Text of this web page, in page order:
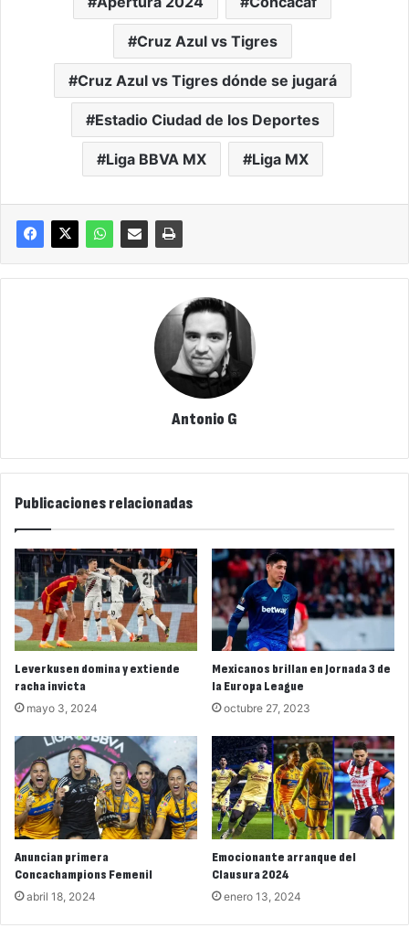
Cruz Azul vs Tigres
Cruz Azul vs Tigres dónde se jugará
Estadio Ciudad de los Deportes
Liga BBVA MX Liga MX
Antonio G
Publicaciones relacionadas
Leverkusen domina y extiende
racha invicta
mayo 3, 2024
Mexicanos brillan en Jornada 3 de
la Europa League
octubre 27, 2023
Anuncian primera
Concachampions Femenil
abril 18, 2024
Emocionante arranque del
Clausura 2024
enero 13, 2024